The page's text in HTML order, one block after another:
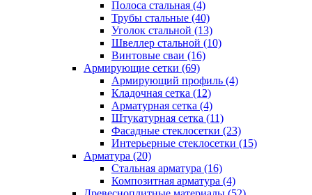
Полоса стальная (4)
Трубы стальные (40)
Уголок стальной (13)
Швеллер стальной (10)
Винтовые сваи (16)
Армирующие сетки (69)
Армирующий профиль (4)
Кладочная сетка (12)
Арматурная сетка (4)
Штукатурная сетка (11)
Фасадные стеклосетки (23)
Интерьерные стеклосетки (15)
Арматура (20)
Стальная арматура (16)
Композитная арматура (4)